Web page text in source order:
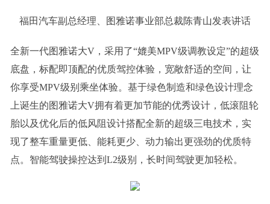
福田汽车副总经理、图雅诺事业部总裁陈青山发表讲话
全新一代图雅诺大V，采用了“媲美MPV级调教设定”的超级
底盘，标配即顶配的优质驾控体验，宽敞舒适的空间，让
你享受MPV级别乘坐体验。基于绿色制造和绿色设计理念
上诞生的图雅诺大V拥有着更加节能的优秀设计，低滚阻轮
胎以及优化后的低风阻设计搭配全新的超级三电技术，实
现了整车重量更低、能耗更少、动力输出更强劲的优质特
点。智能驾驶操控达到L2级别，长时间驾驶更加轻松。